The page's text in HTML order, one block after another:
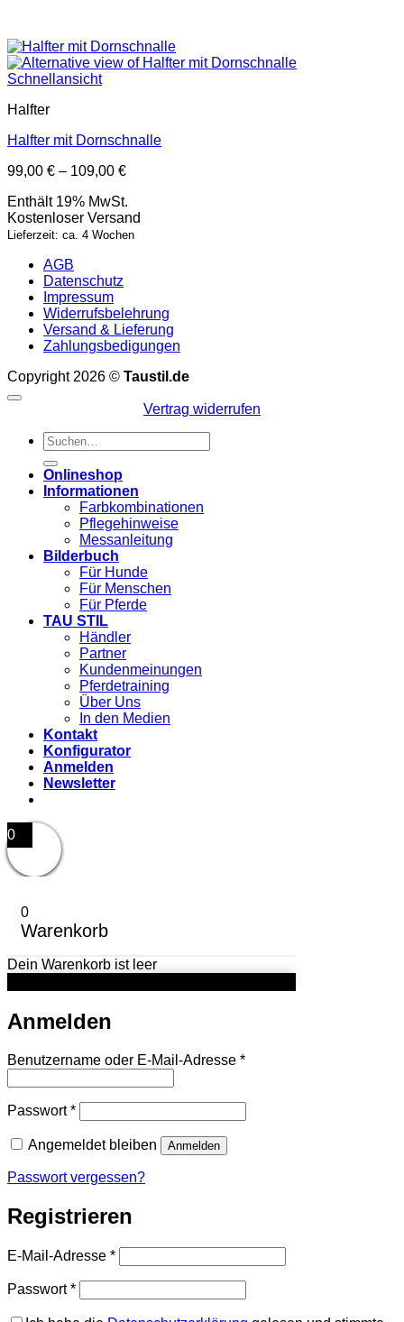
Schnellansicht
Halfter
Halfter mit Dornschnalle
99,00 € – 109,00 €Preisspanne:
bis
109,00 €
Enthält 19% MwSt.
Kostenloser Versand
Lieferzeit: ca. 4 Wochen
AGB
Datenschutz
Impressum
Widerrufsbelehrung
Versand & Lieferung
Zahlungsbedigungen
Copyright 2026 © Taustil.de
Vertrag widerrufen
Suchen
nach:
Onlineshop
Informationen
Farbkombinationen
Pflegehinweise
Messanleitung
Bilderbuch
Für Hunde
Für Menschen
Für Pferde
TAU STIL
Händler
Partner
Kundenmeinungen
Pferdetraining
Über Uns
In den Medien
Kontakt
Konfigurator
Anmelden
Newsletter
0
0
Warenkorb
Dein Warenkorb ist leer
Anmelden
Benutzername oder E-Mail-Adresse *Erforderlich
Passwort*Erforderlich
Angemeldet bleiben Anmelden
Passwort vergessen?
Registrieren
E-Mail-Adresse *Erforderlich
Passwort*Erforderlich